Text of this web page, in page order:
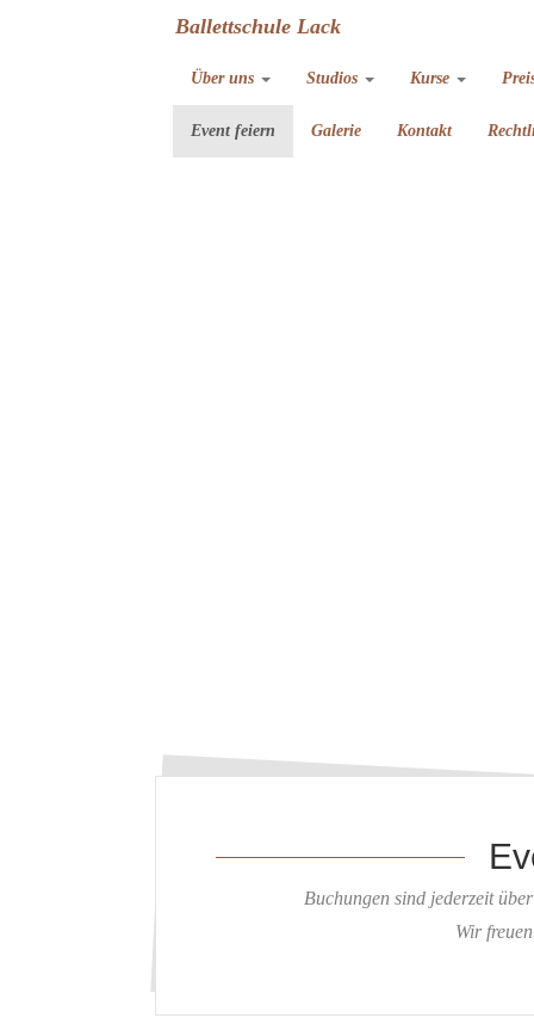
Ballettschule Lack
Über uns Studios Kurse
Event feiern Galerie Kontakt
Buchungen sind jederzeit
Wir